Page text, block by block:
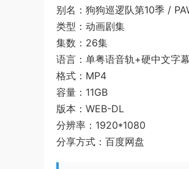
别名：狗狗巡逻队第10季 /
类型：动画剧集
集数：26集
语言：单粤语音轨+硬中文字幕
格式：MP4
容量：11GB
版本：WEB-DL
分辨率：1920*1080
分享方式：百度网盘